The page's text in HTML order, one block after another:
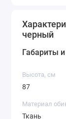
черный
Габариты
Высота, см
87
Материал
Ткань